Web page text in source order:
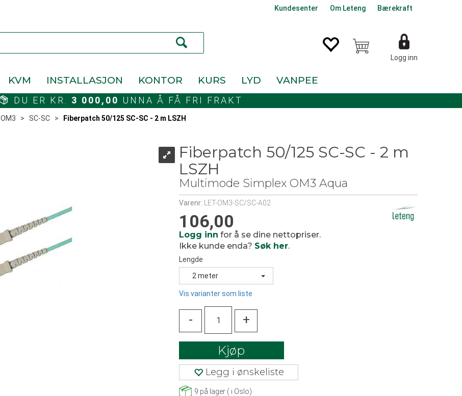
Kundesenter Om Leteng Bærekraft
Logg inn
KVM INSTALLASJON KONTOR KURS LYD VANPEE
DU ER KR. 3 000,00 UNNA Å FÅ FRI FRAKT
OM3 > SC-SC > Fiberpatch 50/125 SC-SC - 2 m LSZH
Fiberpatch 50/125 SC-SC - 2 m
LSZH
Multimode Simplex OM3 Aqua
Varenr: LET-OM3-SC/SC-A02
106,00
Logg inn for å se dine nettopriser.
Ikke kunde enda? Søk her.
Lengde
2 meter
Vis varianter som liste
- +
Kjøp
Legg i ønskeliste
9 på lager ( i Oslo)